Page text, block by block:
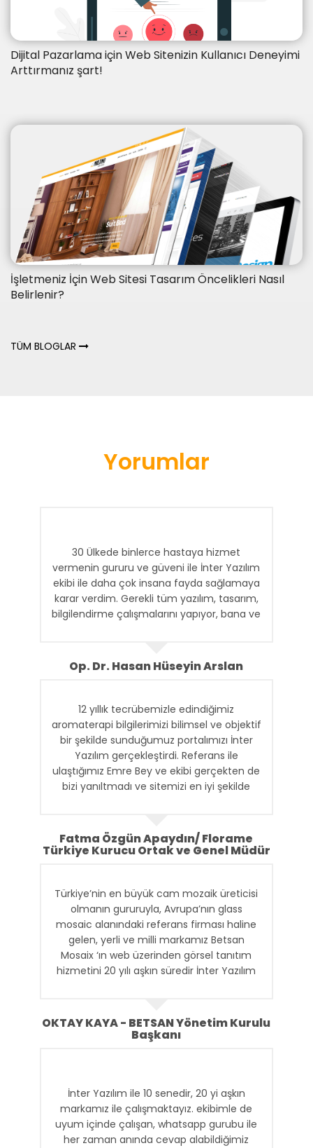
Dijital Pazarlama için Web Sitenizin Kullanıcı Deneyimi
Arttırmanız şart!
İşletmeniz İçin Web Sitesi Tasarım Öncelikleri Nasıl
Belirlenir?
TÜM BLOGLAR
Yorumlar
30 Ülkede binlerce hastaya hizmet
vermenin gururu ve güveni ile İnter Yazılım
ekibi ile daha çok insana fayda sağlamaya
karar verdim. Gerekli tüm yazılım, tasarım,
bilgilendirme çalışmalarını yapıyor, bana ve
Op. Dr. Hasan Hüseyin Arslan
12 yıllık tecrübemizle edindiğimiz
aromaterapi bilgilerimizi bilimsel ve objektif
bir şekilde sunduğumuz portalımızı İnter
Yazılım gerçekleştirdi. Referans ile
ulaştığımız Emre Bey ve ekibi gerçekten de
bizi yanıltmadı ve sitemizi en iyi şekilde
diliyorum.
Fatma Özgün Apaydın/ Florame
Türkiye Kurucu Ortak ve Genel Müdür
Türkiye’nin en büyük cam mozaik üreticisi
olmanın gururuyla, Avrupa’nın glass
mosaic alanındaki referans firması haline
gelen, yerli ve milli markamız Betsan
Mosaix ‘ın web üzerinden görsel tanıtım
hizmetini 20 yılı aşkın süredir İnter Yazılım
Betsan olarak; hizmette süreklilik, detaylı
düşünebilme, anında iletişim gibi konulara
sağlayan İnter Yazılım ile uzun süren
işbirliğimizin en önemli nedeni bu niteliklere
sahip olmalarıdır.
OKTAY KAYA - BETSAN Yönetim Kurulu
Başkanı
İnter Yazılım ile 10 senedir, 20 yi aşkın
markamız ile çalışmaktayız. ekibimle de
uyum içinde çalışan, whatsapp gurubu ile
her zaman anında cevap alabildiğimiz